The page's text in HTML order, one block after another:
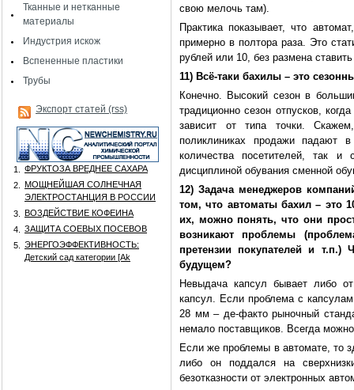
Тканные и нетканные
материалы
Индустрия искож
Вспененные пластики
Трубы
Экспорт статей (rss)
1.
ФРУКТОЗА ВРЕДНЕЕ САХАРА
2.
МОЩНЕЙШАЯ СОЛНЕЧНАЯ
ЭЛЕКТРОСТАНЦИЯ В РОССИИ
3.
ВОЗДЕЙСТВИЕ КОФЕИНА
4.
ЗАЩИТА СОЕВЫХ ПОСЕВОВ
5.
ЭНЕРГОЭФФЕКТИВНОСТЬ:
Детский сад категории [Аk
свою мелочь там).
Практика показывает, что
примерно в полтора раза. Это
рублей или 10, без размена
11) Всё-таки бахилы – это
Конечно. Высокий сезон в
традиционно сезон отпусков,
зависит от типа точки.
поликлиниках продажи падают
количества посетителей, так
дисциплиной обувания сменной
12) Задача менеджеров
том, что автоматы бахил – это
их, можно понять, что они
возникают проблемы
претензии покупателей и
будущем?
Невыдача капсул бывает либо
капсул. Если проблема с
28 мм – де-факто рыночный
немало поставщиков. Всегда можно
Если же проблемы в автомате, то
либо он поддался на
безотказности от электронных